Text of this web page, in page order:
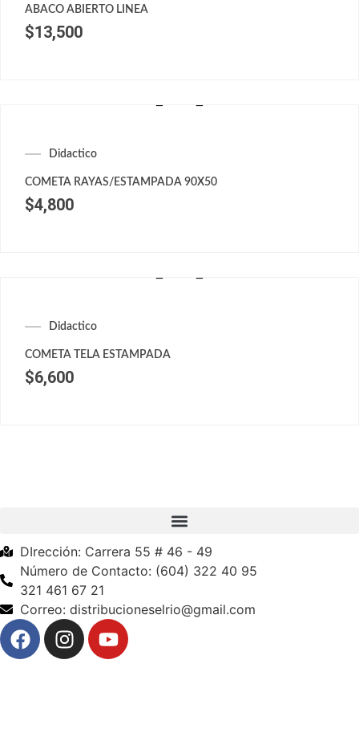
ABACO ABIERTO LINEA
$13,500
Didactico
COMETA RAYAS/ESTAMPADA 90X50
$4,800
Didactico
COMETA TELA ESTAMPADA
$6,600
DIrección: Carrera 55 # 46 - 49
Número de Contacto: (604) 322 40 95
321 461 67 21
Correo: distribucioneselrio@gmail.com